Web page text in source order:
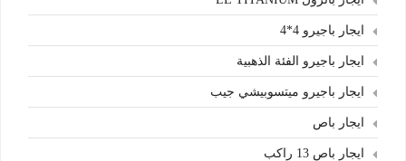
ايجار باجيرو 4*4
ايجار باجيرو الفئة الذهبية
ايجار باجيرو ميتسوبيشي جيب
ايجار باص
ايجار باص 13 راكب